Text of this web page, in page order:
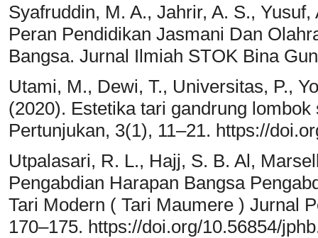
Syafruddin, M. A., Jahrir, A. S.,
Peran Pendidikan Jasmani Dan
Bangsa. Jurnal Ilmiah STOK Bina
Utami, M., Dewi, T., Universitas, P.,
(2020). Estetika tari gandrung
Pertunjukan, 3(1), 11–21. https://
Utpalasari, R. L., Hajj, S. B. Al,
Pengabdian Harapan Bangsa
Tari Modern ( Tari Maumere ) Jurnal
170–175. https://doi.org/10.56854/